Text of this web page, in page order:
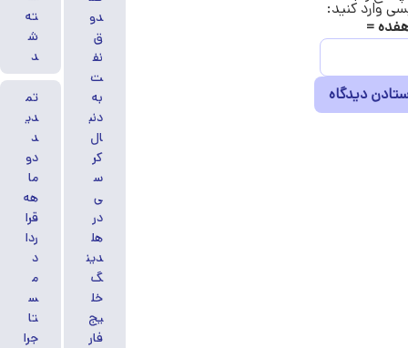
وارد کنید:
دو
ق
نف
ت
به
دنب
ال
کر
س
ی
در
هل
دین
گ
خل
یج‌
فار
ته
ش
د
تم
دی
د
دو
ما
هه
قرا
ردا
د
م
س
تا
جرا